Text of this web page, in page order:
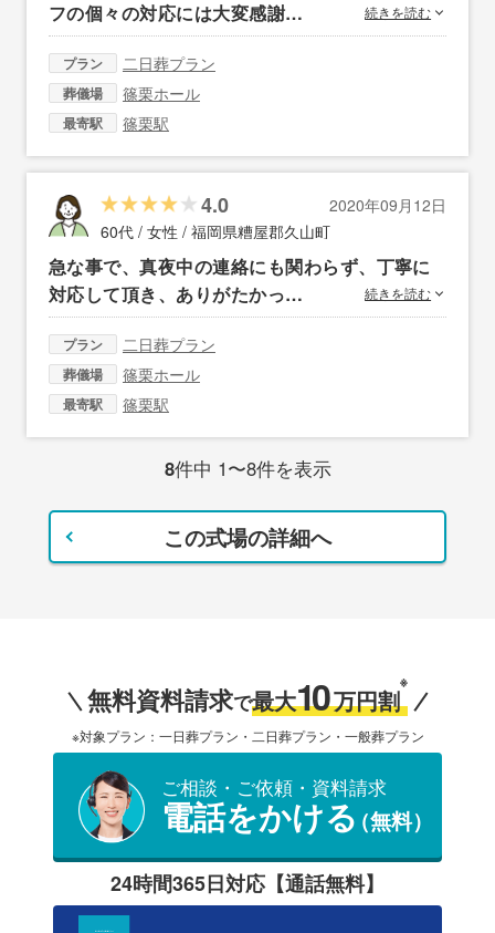
フの個々の対応には大変感謝… 続きを読む
プラン 二日葬プラン
葬儀場 篠栗ホール
最寄駅 篠栗駅
4.0
2020年09月12日
60代 / 女性 / 福岡県糟屋郡久山町
急な事で、真夜中の連絡にも関わらず、丁寧に
対応して頂き、ありがたかっ…
続きを読む
プラン 二日葬プラン
葬儀場 篠栗ホール
最寄駅 篠栗駅
8件中 1〜8件を表示
この式場の詳細へ
無料資料請求で最大10万円割
※
※対象プラン：一日葬プラン・二日葬プラン・一般葬プラン
ご相談・ご依頼・資料請求
電話をかける（無料）
24時間365日対応【通話無料】